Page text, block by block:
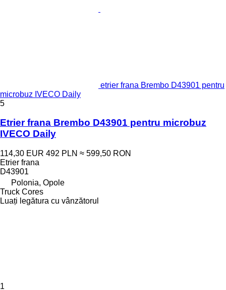
etrier frana Brembo D43901 pentru
microbuz IVECO Daily
5
Etrier frana Brembo D43901 pentru microbuz
IVECO Daily
114,30 EUR 492 PLN ≈ 599,50 RON
Etrier frana
D43901
Polonia, Opole
Truck Cores
Luați legătura cu vânzătorul
1